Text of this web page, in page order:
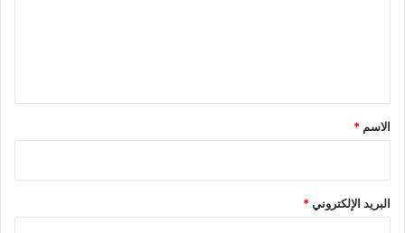
*
الاسم *
البريد الإلكتروني*